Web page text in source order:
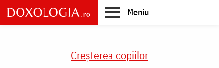
Skip
to
main
Meniu
Creşterea copiilor